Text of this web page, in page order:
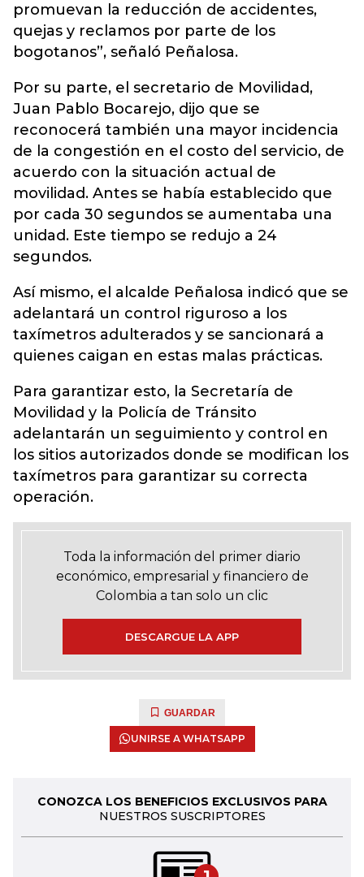
promuevan la reducción de accidentes,
quejas y reclamos por parte de los
bogotanos”, señaló Peñalosa.
Por su parte, el secretario de Movilidad,
Juan Pablo Bocarejo, dijo que se
reconocerá también una mayor incidencia
de la congestión en el costo del servicio, de
acuerdo con la situación actual de
movilidad. Antes se había establecido que
por cada 30 segundos se aumentaba una
unidad. Este tiempo se redujo a 24
segundos.
Así mismo, el alcalde Peñalosa indicó que se
adelantará un control riguroso a los
taxímetros adulterados y se sancionará a
quienes caigan en estas malas prácticas.
Para garantizar esto, la Secretaría de
Movilidad y la Policía de Tránsito
adelantarán un seguimiento y control en
los sitios autorizados donde se modifican los
taxímetros para garantizar su correcta
operación.
Toda la información del primer diario
económico, empresarial y financiero de
Colombia a tan solo un clic
DESCARGUE LA APP
GUARDAR
UNIRSE A WHATSAPP
CONOZCA LOS BENEFICIOS EXCLUSIVOS PARA
NUESTROS SUSCRIPTORES